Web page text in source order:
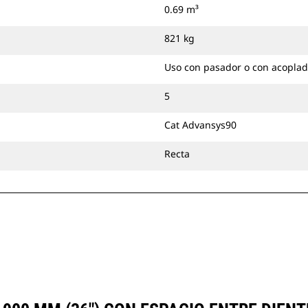
0.69 m³
821 kg
Uso con pasador o con
5
Cat Advansys90
Recta